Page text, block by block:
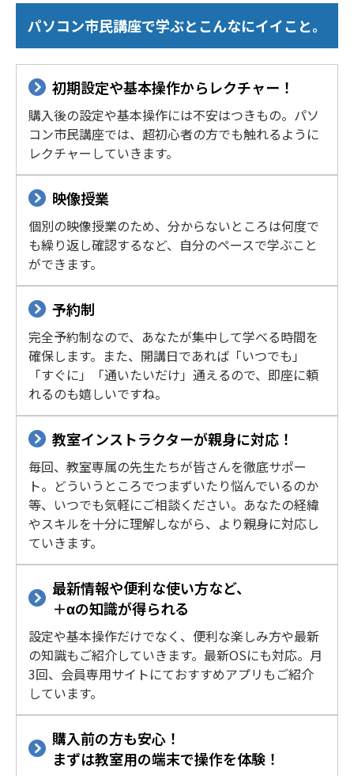
パソコン市民講座で学ぶとこんなにイイこと。
初期設定や基本操作からレクチャー！
購入後の設定や基本操作には不安はつきもの。パソ
コン市民講座では、超初心者の方でも触れるように
レクチャーしていきます。
映像授業
個別の映像授業のため、分からないところは何度で
も繰り返し確認するなど、自分のペースで学ぶこと
ができます。
予約制
完全予約制なので、あなたが集中して学べる時間を
確保します。また、開講日であれば「いつでも」
「すぐに」「通いたいだけ」通えるので、即座に頼
れるのも嬉しいですね。
教室インストラクターが親身に対応！
毎回、教室専属の先生たちが皆さんを徹底サポー
ト。どういうところでつまずいたり悩んでいるのか
等、いつでも気軽にご相談ください。あなたの経緯
やスキルを十分に理解しながら、より親身に対応し
ていきます。
最新情報や便利な使い方など、
＋αの知識が得られる
設定や基本操作だけでなく、便利な楽しみ方や最新
の知識もご紹介していきます。最新OSにも対応。月
3回、会員専用サイトにておすすめアプリもご紹介
しています。
購入前の方も安心！
まずは教室用の端末で操作を体験！